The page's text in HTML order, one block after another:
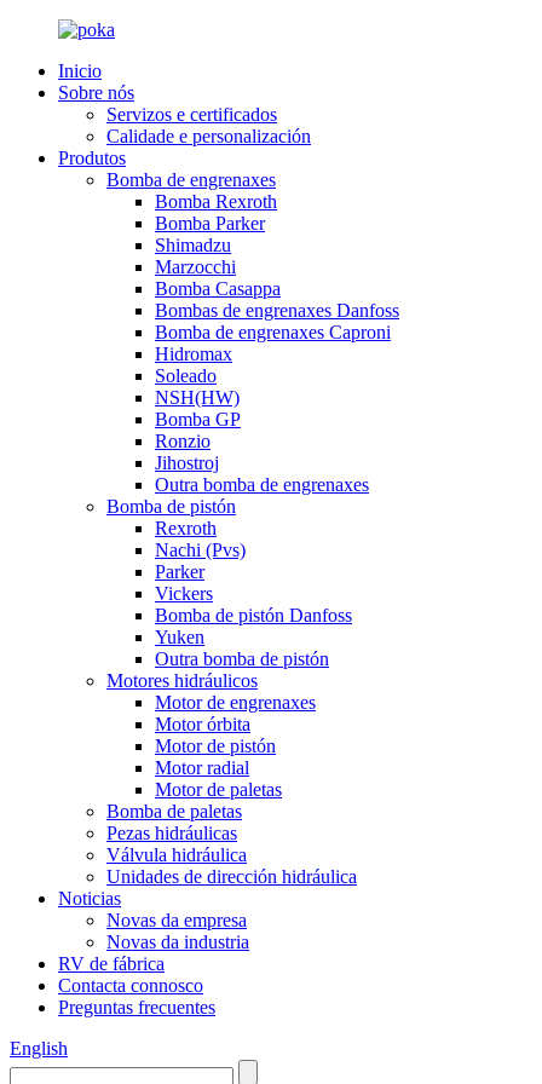
Inicio
Sobre nós
Servizos e certificados
Calidade e personalización
Produtos
Bomba de engrenaxes
Bomba Rexroth
Bomba Parker
Shimadzu
Marzocchi
Bomba Casappa
Bombas de engrenaxes Danfoss
Bomba de engrenaxes Caproni
Hidromax
Soleado
NSH(HW)
Bomba GP
Ronzio
Jihostroj
Outra bomba de engrenaxes
Bomba de pistón
Rexroth
Nachi (Pvs)
Parker
Vickers
Bomba de pistón Danfoss
Yuken
Outra bomba de pistón
Motores hidráulicos
Motor de engrenaxes
Motor órbita
Motor de pistón
Motor radial
Motor de paletas
Bomba de paletas
Pezas hidráulicas
Válvula hidráulica
Unidades de dirección hidráulica
Noticias
Novas da empresa
Novas da industria
RV de fábrica
Contacta connosco
Preguntas frecuentes
English